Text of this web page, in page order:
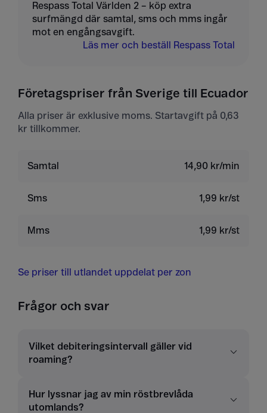
Respass Total Världen 2 – köp extra
surfmängd där samtal, sms och mms ingår
mot en engångsavgift.
Läs mer och beställ Respass Total
Företagspriser från Sverige till Ecuador
Alla priser är exklusive moms. Startavgift på 0,63
kr tillkommer.
Samtal 14,90 kr/min
Sms 1,99 kr/st
Mms 1,99 kr/st
Se priser till utlandet uppdelat per zon
Frågor och svar
Vilket debiteringsintervall gäller vid
roaming?
Hur lyssnar jag av min röstbrevlåda
utomlands?